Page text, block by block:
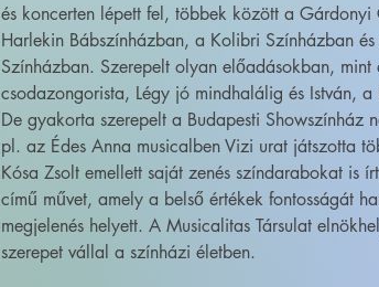
és koncerten lépett fel, többek között a
Harlekin Bábszínházban, a Kolibri Színházban
Színházban. Szerepelt olyan előadásokban,
csodazongorista, Légy jó mindhalálig és István,
De gyakorta szerepelt a Budapesti Showszínház
pl. az Édes Anna musicalben Vizi urat játszotta
Kósa Zsolt emellett saját zenés színdarabokat is
című művet, amely a belső értékek fontosságát
megjelenés helyett. A Musicalitas Társulat
szerepet vállal a színházi életben.